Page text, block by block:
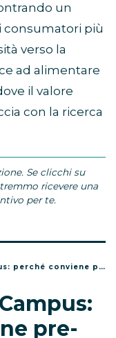
un
consumatori più
verso la
ad alimentare
il valore
con la ricerca
Se clicchi su
ricevere una
per te.
ordinarli subito (e non aspettare l’uscita)
pre-